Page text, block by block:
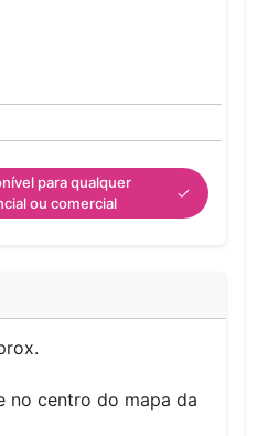
para qualquer
ou comercial
no centro do mapa da